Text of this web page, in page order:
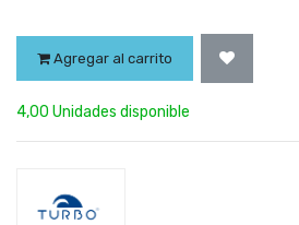
Agregar al carrito
4,00 Unidades disponible